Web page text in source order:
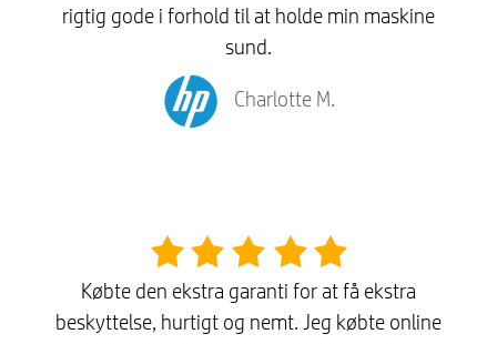
rigtig gode i forhold til at holde min maskine
sund.
Charlotte M.
Købte den ekstra garanti for at få ekstra
beskyttelse, hurtigt og nemt. Jeg købte online